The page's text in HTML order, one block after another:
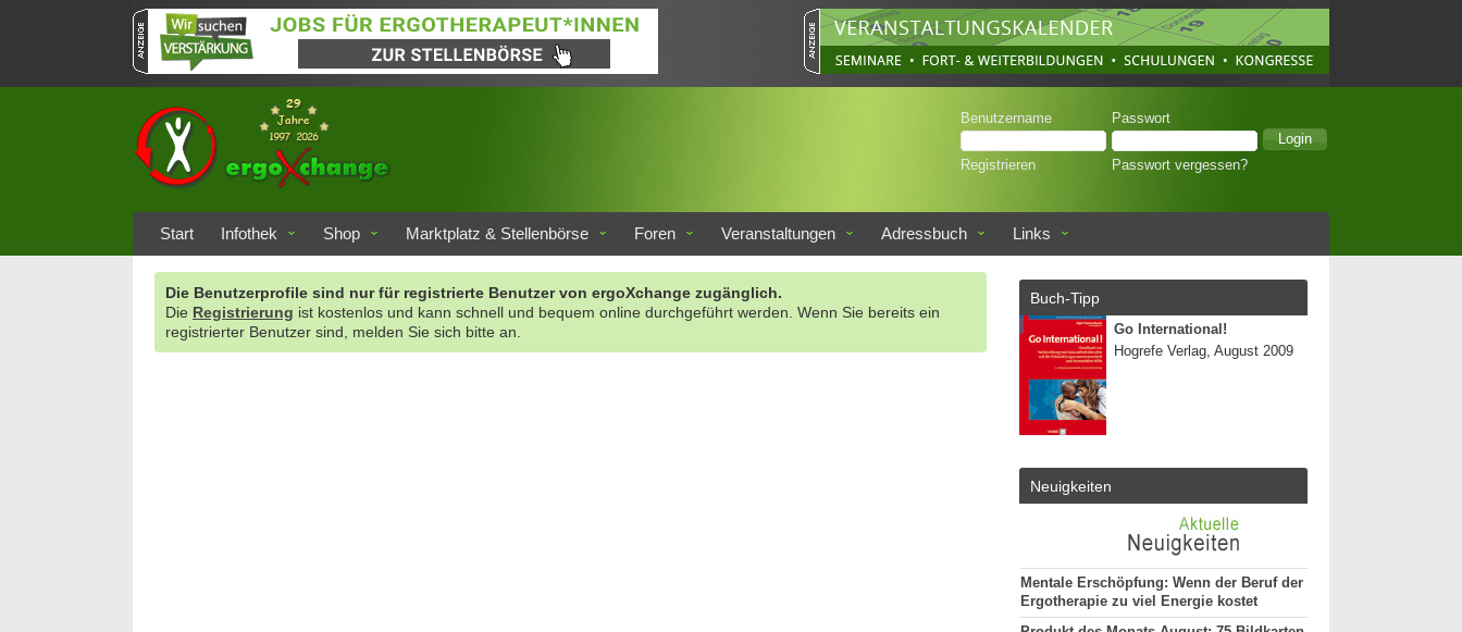
Benutzername Passwort
Registrieren Passwort vergessen?
Start Infothek Shop Marktplatz & Stellenbörse Foren Veranstaltungen Adressbuch Links
Die Benutzerprofile sind nur für registrierte Benutzer von ergoXchange zugänglich.
Die Registrierung ist kostenlos und kann schnell und bequem online durchgeführt werden. Wenn Sie bereits ein
registrierter Benutzer sind, melden Sie sich bitte an.
Buch-Tipp
Go International!
Hogrefe Verlag, August 2009
Neuigkeiten
Mentale Erschöpfung: Wenn der Beruf der
Ergotherapie zu viel Energie kostet